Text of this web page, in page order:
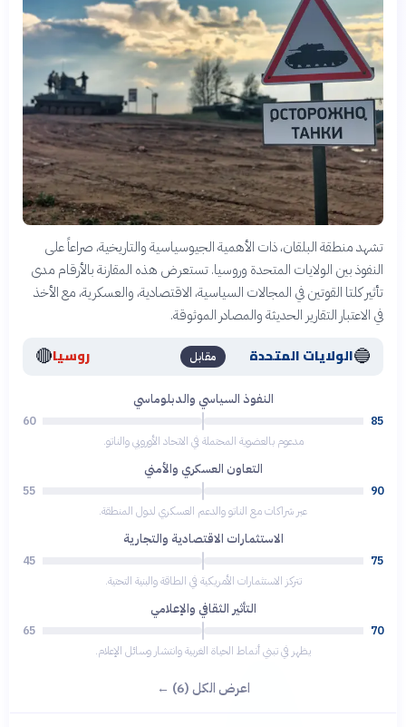
تشهد منطقة البلقان، ذات الأهمية الجيوسياسية والتاريخية، صراعاً على
النفوذ بين الولايات المتحدة وروسيا. تستعرض هذه المقارنة بالأرقام مدى
تأثير كلتا القوتين في المجالات السياسية، الاقتصادية، والعسكرية، مع الأخذ
في الاعتبار التقارير الحديثة والمصادر الموثوقة.
🔵الولايات المتحدة مقابل روسيا🔴
النفوذ السياسي والدبلوماسي
85
60
مدعوم بالعضوية المحتملة في الاتحاد الأوروبي والناتو.
التعاون العسكري والأمني
90
55
عبر شراكات مع الناتو والدعم العسكري لدول المنطقة.
الاستثمارات الاقتصادية والتجارية
75
45
تتركز الاستثمارات الأمريكية في الطاقة والبنية التحتية.
التأثير الثقافي والإعلامي
70
65
يظهر في تبني أنماط الحياة الغربية وانتشار وسائل الإعلام.
اعرض الكل (6) ←